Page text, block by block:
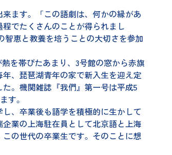
ます。「この語劇は、何かの縁があ
でたくさんのことが得られまし
恵と教養を培うことの大切さを参加
を帯びたあまり、3号館の窓から赤旗
、琵琶湖青年の家で新入生を迎え定
。機関雑誌『我們』第一号は平成5
す。
、卒業後も語学を積極的に生かして
業の上海駐在員として北京語と上海
の世代の卒業生です。そのことに想